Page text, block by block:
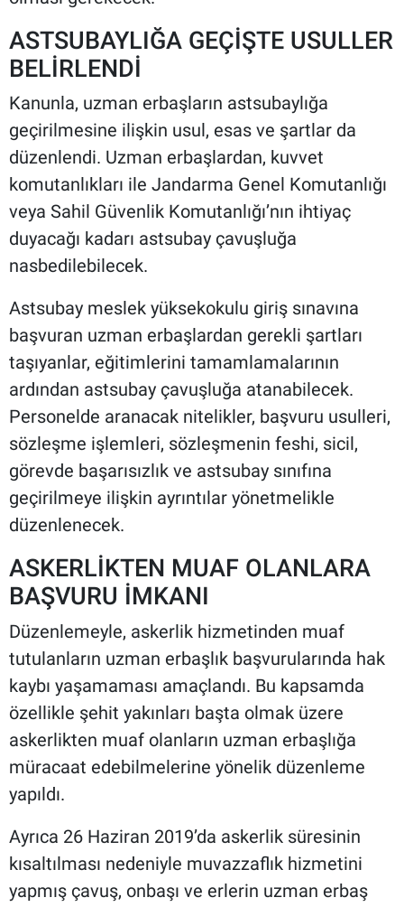
ASTSUBAYLIĞA GEÇİŞTE USULLER
BELİRLENDİ
Kanunla, uzman erbaşların astsubaylığa
geçirilmesine ilişkin usul, esas ve şartlar da
düzenlendi. Uzman erbaşlardan, kuvvet
komutanlıkları ile Jandarma Genel Komutanlığı
veya Sahil Güvenlik Komutanlığı’nın ihtiyaç
duyacağı kadarı astsubay çavuşluğa
nasbedilebilecek.
Astsubay meslek yüksekokulu giriş sınavına
başvuran uzman erbaşlardan gerekli şartları
taşıyanlar, eğitimlerini tamamlamalarının
ardından astsubay çavuşluğa atanabilecek.
Personelde aranacak nitelikler, başvuru usulleri,
sözleşme işlemleri, sözleşmenin feshi, sicil,
görevde başarısızlık ve astsubay sınıfına
geçirilmeye ilişkin ayrıntılar yönetmelikle
düzenlenecek.
ASKERLİKTEN MUAF OLANLARA
BAŞVURU İMKANI
Düzenlemeyle, askerlik hizmetinden muaf
tutulanların uzman erbaşlık başvurularında hak
kaybı yaşamaması amaçlandı. Bu kapsamda
özellikle şehit yakınları başta olmak üzere
askerlikten muaf olanların uzman erbaşlığa
müracaat edebilmelerine yönelik düzenleme
yapıldı.
Ayrıca 26 Haziran 2019’da askerlik süresinin
kısaltılması nedeniyle muvazzaflık hizmetini
yapmış çavuş, onbaşı ve erlerin uzman erbaş